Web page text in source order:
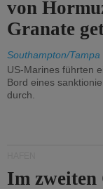
von
Granate
Southampton/Tampa
US-Marines führten
Bord eines
durch.
Im